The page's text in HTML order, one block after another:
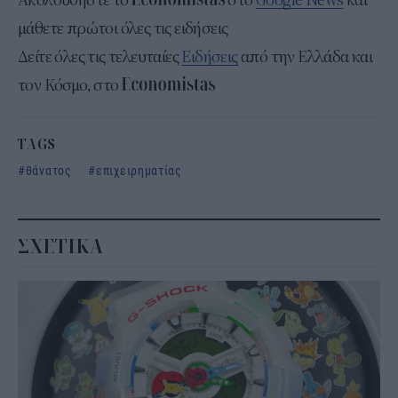
μάθετε πρώτοι όλες τις ειδήσεις
Δείτε όλες τις τελευταίεςΕιδήσειςαπό την Ελλάδα και
τον Κόσμο, στο
TAGS
θάνατος
επιχειρηματίας
ΣΧΕΤΙΚΑ